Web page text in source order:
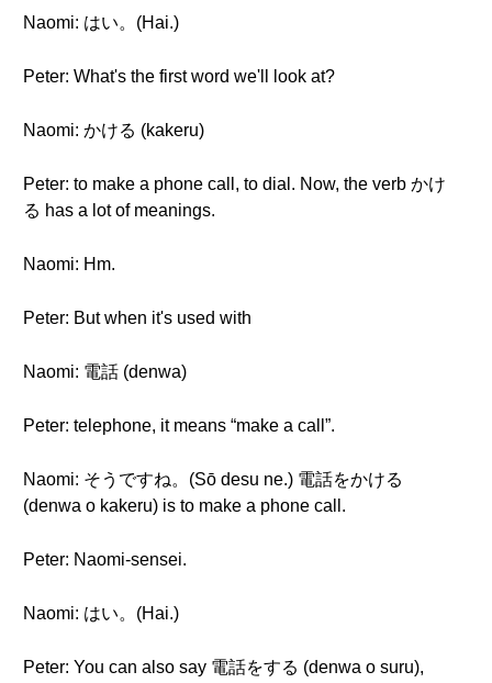
Naomi: はい。(Hai.)
Peter: What's the first word we'll look at?
Naomi: かける (kakeru)
Peter: to make a phone call, to dial. Now, the verb かけ
る has a lot of meanings.
Naomi: Hm.
Peter: But when it's used with
Naomi: 電話 (denwa)
Peter: telephone, it means “make a call”.
Naomi: そうですね。(Sō desu ne.) 電話をかける
(denwa o kakeru) is to make a phone call.
Peter: Naomi-sensei.
Naomi: はい。(Hai.)
Peter: You can also say 電話をする (denwa o suru),